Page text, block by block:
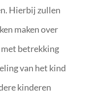
Hierbij zullen
maken over
met betrekking
van het kind
kinderen